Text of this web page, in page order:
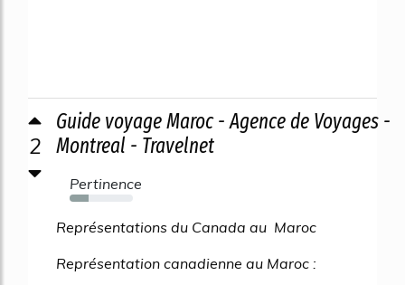
2
Guide voyage Maroc - Agence de Voyages -
Montreal - Travelnet
Pertinence
30%
Représentations du Canada au Maroc
Représentation canadienne au Maroc :